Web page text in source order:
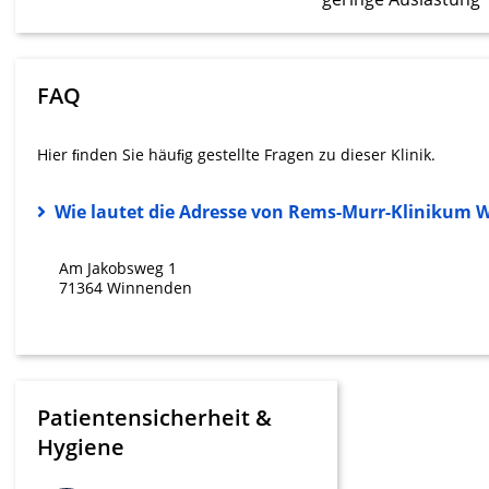
FAQ
Hier ﬁnden Sie häuﬁg gestellte Fragen zu dieser Klinik.
Wie lautet die Adresse von Rems-Murr-Klinikum
Am Jakobsweg 1
71364 Winnenden
Patientensicherheit &
Hygiene
Analyse von Zielgruppen durch Statistiken oder
Entwicklung und Verbesserung der Angebote
Verwendung reduzierter Daten zur Auswahl von Inhalten
Verwendung genauer Standortdaten
Nicht-IAB-Verarbeitungszwecke:
Performance